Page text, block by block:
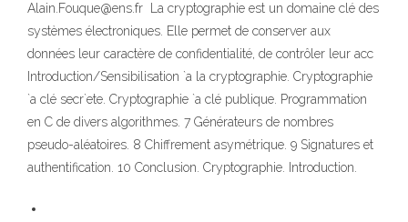
Alain.Fouque@ens.fr La cryptographie est un domaine clé des
systèmes électroniques. Elle permet de conserver aux
données leur caractère de confidentialité, de contrôler leur acc
Introduction/Sensibilisation `a la cryptographie. Cryptographie
`a clé secr`ete. Cryptographie `a clé publique. Programmation
en C de divers algorithmes. 7 Générateurs de nombres
pseudo-aléatoires. 8 Chiffrement asymétrique. 9 Signatures et
authentification. 10 Conclusion. Cryptographie. Introduction.